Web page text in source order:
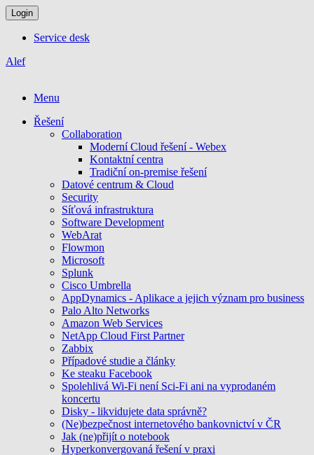
Login
Service desk
Alef
Menu
Řešení
Collaboration
Moderní Cloud řešení - Webex
Kontaktní centra
Tradiční on-premise řešení
Datové centrum & Cloud
Security
Síťová infrastruktura
Software Development
WebArat
Flowmon
Microsoft
Splunk
Cisco Umbrella
AppDynamics - Aplikace a jejich význam pro business
Palo Alto Networks
Amazon Web Services
NetApp Cloud First Partner
Zabbix
Případové studie a články
Ke steaku Facebook
Spolehlivá Wi-Fi není Sci-Fi ani na vyprodaném
koncertu
Disky - likvidujete data správně?
(Ne)bezpečnost internetového bankovnictví v ČR
Jak (ne)přijít o notebook
Hyperkonvergovaná řešení v praxi